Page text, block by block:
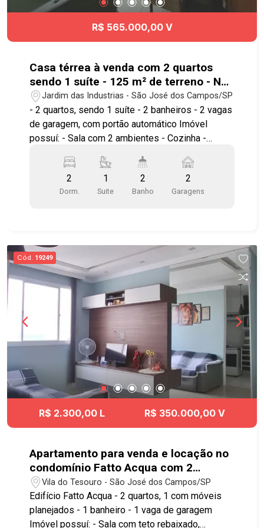
R$ 565.000,00 V
Casa térrea à venda com 2 quartos
sendo 1 suíte - 125 m² de terreno - No
bairro Jardim das Industrias - SJC
Jardim das Industrias - São José dos Campos/SP
- 2 quartos, sendo 1 suíte - 2 banheiros - 2 vagas
de garagem, com portão automático Imóvel
possuí: - Sala com 2 ambientes - Cozinha -
bairro. * Está a poucos minutos do Shopping
Colinas e conveniências do bairro. A localização
oferece acesso rápido à Avenida Dr. João Batista
regiões de São José dos Campos. Agende já sua
visita!! #Imobiliaria #geraçãoimóveis
#casavenda #casavendaSJC
#JardimDasIndustrias
2
Dorm.
1
Suite
2
Banho
2
Garagens
Cód. 19249
R$ 2.300,00 L R$ 350.000,00 V
Apartamento para venda e locação no
condomínio Fatto Acqua com 2
quartos e 1 vaga de garagem - 45,23
M² - No bairro Vila Tesouro - SJC
Vila do Tesouro - São José dos Campos/SP
Edifício Fatto Acqua - 2 quartos, 1 com móveis
planejados - 1 banheiro - 1 vaga de garagem
Imóvel possuí: - Sala com teto rebaixado,